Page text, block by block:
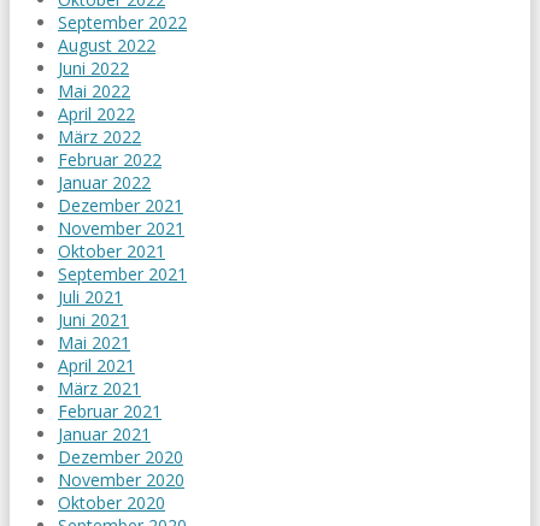
September 2022
August 2022
Juni 2022
Mai 2022
April 2022
März 2022
Februar 2022
Januar 2022
Dezember 2021
November 2021
Oktober 2021
September 2021
Juli 2021
Juni 2021
Mai 2021
April 2021
März 2021
Februar 2021
Januar 2021
Dezember 2020
November 2020
Oktober 2020